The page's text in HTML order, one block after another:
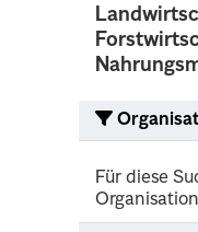
Für diese